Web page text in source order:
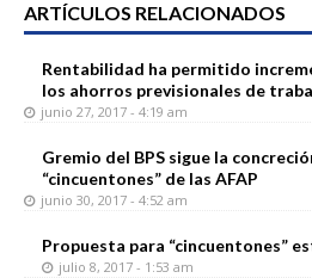
ARTÍCULOS RELACIONADOS
Rentabilidad ha permitido
los ahorros previsionales de
junio 27, 2017 - 4:19 am
Gremio del BPS sigue la
“cincuentones” de las AFAP
junio 30, 2017 - 4:52 am
Propuesta para “cincuentones”
julio 8, 2017 - 1:53 am